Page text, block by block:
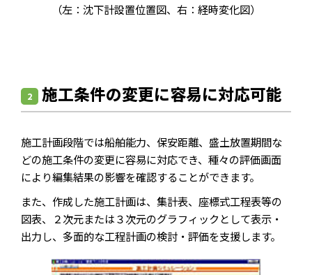
（左：沈下計設置位置図、右：経時変化図）
2 施工条件の変更に容易に対応可能
施工計画段階では船舶能力、保安距離、盛土放置期間な
どの施工条件の変更に容易に対応でき、種々の評価画面
により編集結果の影響を確認することができます。
また、作成した施工計画は、集計表、座標式工程表等の
図表、２次元または３次元のグラフィックとして表示・
出力し、多面的な工程計画の検討・評価を支援します。